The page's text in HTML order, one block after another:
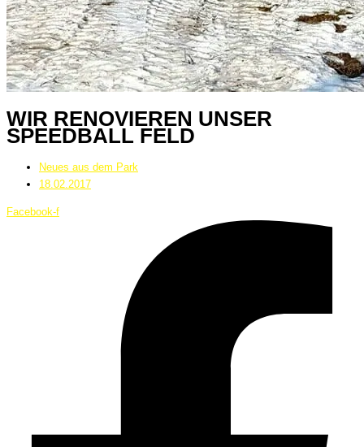
WIR RENOVIEREN UNSER
SPEEDBALL FELD
Neues aus dem Park
18.02.2017
Facebook-f